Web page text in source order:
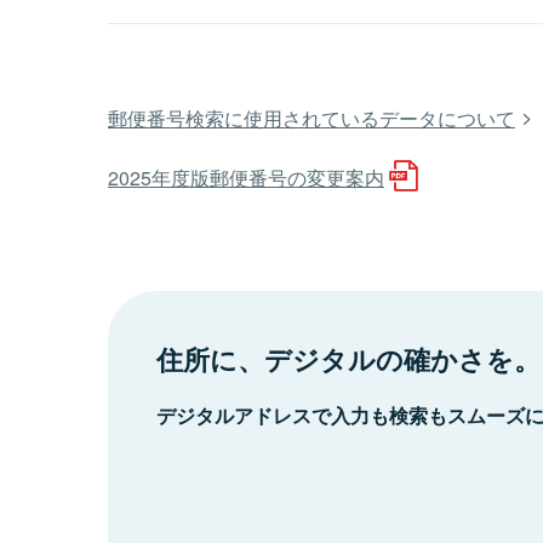
郵便番号検索に使用されているデータについて
2025年度版郵便番号の変更案内
住所に、デジタルの確かさを。
デジタルアドレスで入力も検索もスムーズ